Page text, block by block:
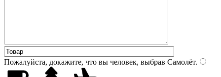
Пожалуйста, докажите, что вы человек, выбрав Самолёт.